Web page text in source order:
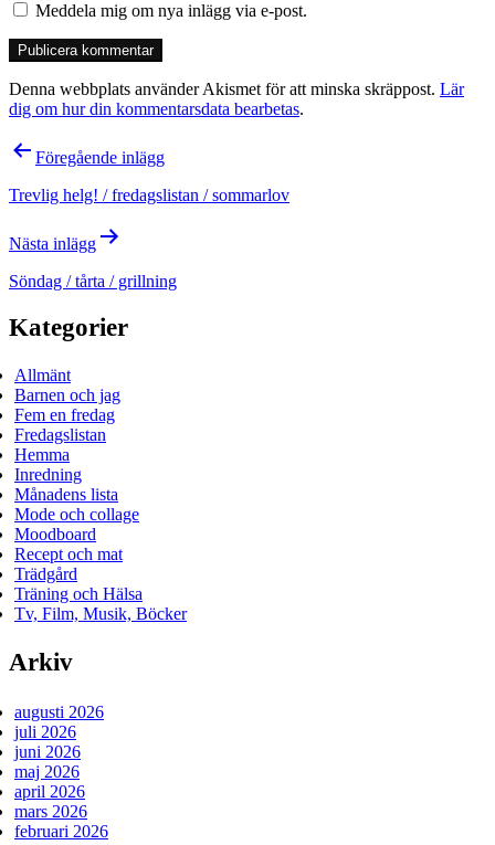
Meddela mig om nya inlägg via e-post.
Denna webbplats använder Akismet för att minska skräppost. Lär
dig om hur din kommentarsdata bearbetas.
Inläggsnavigering
Föregående inlägg
Trevlig helg! / fredagslistan / sommarlov
Nästa inlägg
Söndag / tårta / grillning
Kategorier
Allmänt
Barnen och jag
Fem en fredag
Fredagslistan
Hemma
Inredning
Månadens lista
Mode och collage
Moodboard
Recept och mat
Trädgård
Träning och Hälsa
Tv, Film, Musik, Böcker
Arkiv
augusti 2026
juli 2026
juni 2026
maj 2026
april 2026
mars 2026
februari 2026